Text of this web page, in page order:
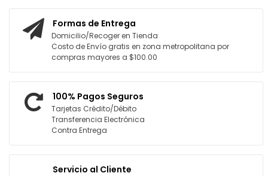
Formas de Entrega
Domicilio/Recoger en Tienda
Costo de Envío gratis en zona metropolitana por
compras mayores a $100.00
100% Pagos Seguros
Tarjetas Crédito/Débito
Transferencia Electrónica
Contra Entrega
Servicio al Cliente